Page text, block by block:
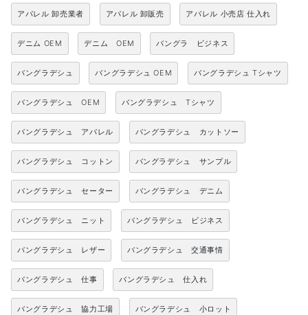
アパレル 卸売業者 アパレル 卸販売 アパレル 小売店 仕入れ
デニム OEM デニム OEM バングラ ビジネス
バングラデシュ バングラデシュ OEM バングラデシュ Tシャツ
バングラデシュ OEM バングラデシュ Tシャツ
バングラデシュ アパレル バングラデシュ カットソー
バングラデシュ コットン バングラデシュ サンプル
バングラデシュ セーター バングラデシュ デニム
バングラデシュ ニット バングラデシュ ビジネス
バングラデシュ レザー バングラデシュ 交通事情
バングラデシュ 仕事 バングラデシュ 仕入れ
バングラデシュ 協力工場 バングラデシュ 小ロット